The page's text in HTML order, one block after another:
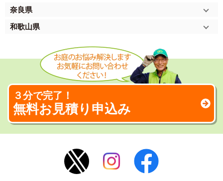
奈良県
和歌山県
３分で完了！
無料お見積り申込み